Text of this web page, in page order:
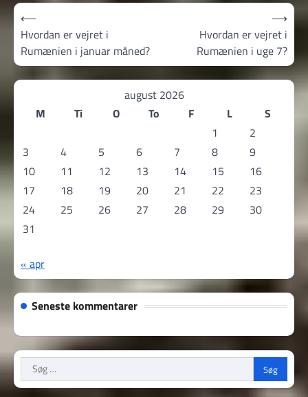
Indlægsnavigation
⟵
Hvordan er vejret i
Rumænien i januar måned?
Hvordan er vejret i
Rumænien i uge 7?
⟶
august 2026
M
Ti O To F L
S
1
2
3
4 5 6 7 8
9
10
11 12 13 14 15
16
17
18 19 20 21 22
23
24
25 26 27 28 29
30
31
« apr
Seneste kommentarer
Søg
efter: